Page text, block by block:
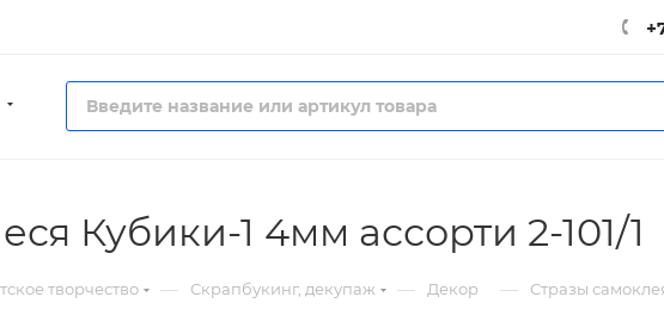
Кубики-1 4мм ассорти 2-101/1
творчество — Скрапбукинг, декупаж — Декор — Стразы